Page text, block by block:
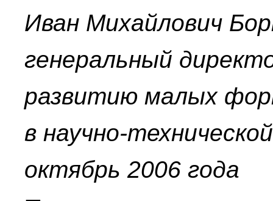
Иван Михайлович
генеральный
развитию малых
в научно-
октябрь 2006 года